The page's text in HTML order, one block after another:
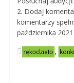
2. Dodaj
komentarzy
października
rękodzieło ,